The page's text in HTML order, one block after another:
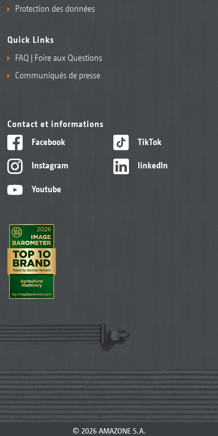
Protection des données
Quick Links
FAQ | Foire aux Questions
Communiqués de presse
Contact et informations
Facebook
Instagram
Youtube
TikTok
linkedIn
© 2026 AMAZONE S.A.